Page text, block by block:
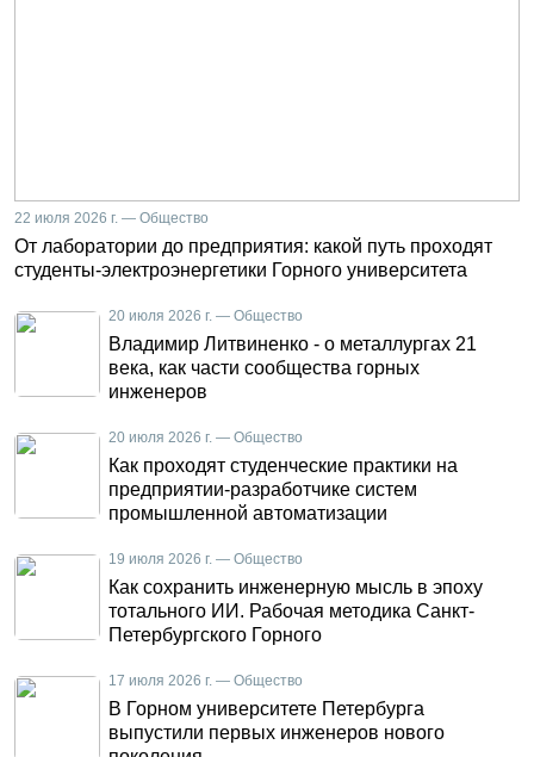
22 июля 2026 г. — Общество
От лаборатории до предприятия: какой путь проходят
студенты-электроэнергетики Горного университета
20 июля 2026 г. — Общество
Владимир Литвиненко - о металлургах 21
века, как части сообщества горных
инженеров
20 июля 2026 г. — Общество
Как проходят студенческие практики на
предприятии-разработчике систем
промышленной автоматизации
19 июля 2026 г. — Общество
Как сохранить инженерную мысль в эпоху
тотального ИИ. Рабочая методика Санкт-
Петербургского Горного
17 июля 2026 г. — Общество
В Горном университете Петербурга
выпустили первых инженеров нового